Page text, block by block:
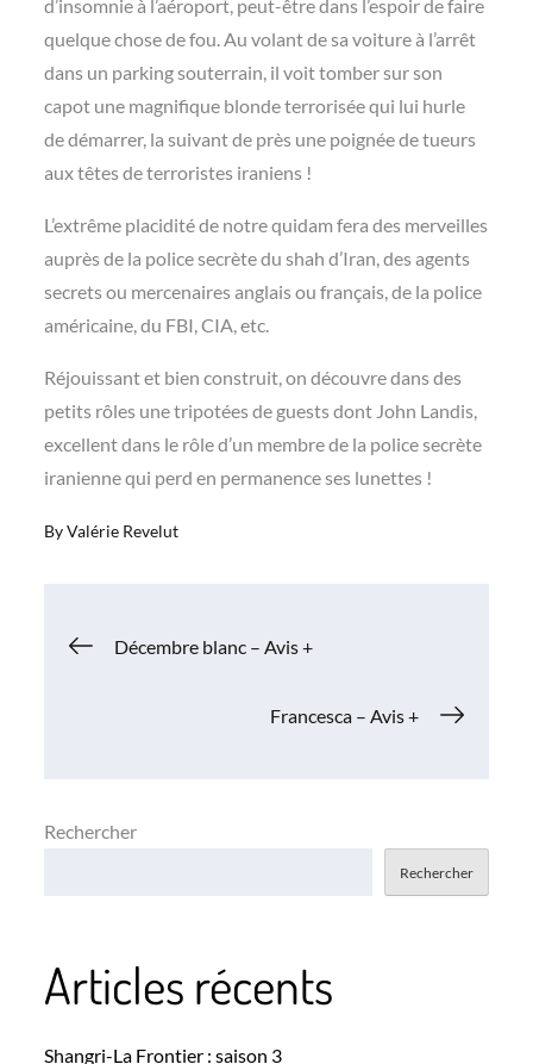
d’insomnie à l’aéroport, peut-être dans l’espoir de faire
quelque chose de fou. Au volant de sa voiture à l’arrêt
dans un parking souterrain, il voit tomber sur son
capot une magnifique blonde terrorisée qui lui hurle
de démarrer, la suivant de près une poignée de tueurs
aux têtes de terroristes iraniens !
L’extrême placidité de notre quidam fera des merveilles
auprès de la police secrète du shah d’Iran, des agents
secrets ou mercenaires anglais ou français, de la police
américaine, du FBI, CIA, etc.
Réjouissant et bien construit, on découvre dans des
petits rôles une tripotées de guests dont John Landis,
excellent dans le rôle d’un membre de la police secrète
iranienne qui perd en permanence ses lunettes !
ByValérie Revelut
Navigation
Décembre blanc – Avis +
Francesca – Avis +
Rechercher
Rechercher
Articles récents
Shangri-La Frontier : saison 3